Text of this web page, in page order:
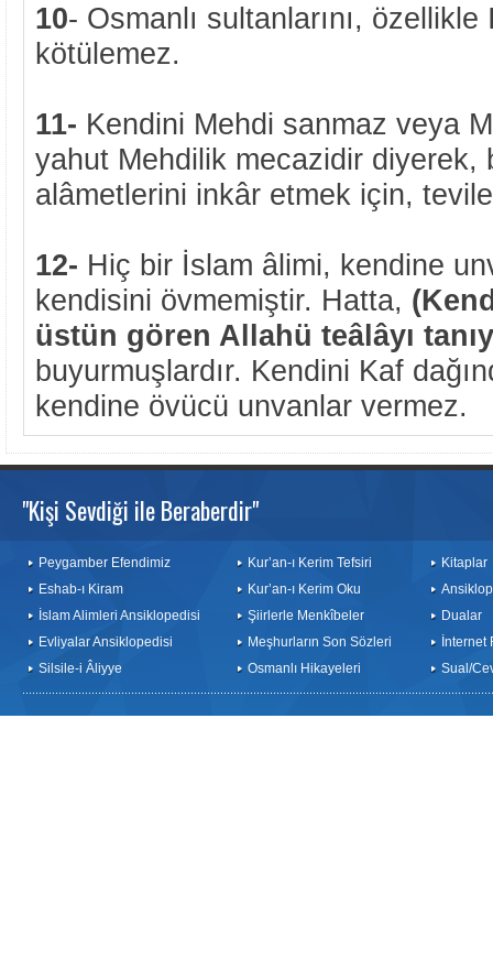
10- Osmanlı sultanlarını, özellikle
kötülemez.
11- Kendini Mehdi sanmaz veya
yahut Mehdilik mecazidir diyerek,
alâmetlerini inkâr etmek için,
12- Hiç bir İslam âlimi, kendine
kendisini övmemiştir. Hatta,
üstün gören Allahü teâlâyı
buyurmuşlardır. Kendini Kaf
kendine övücü unvanlar vermez.
"Kişi Sevdiği ile Beraberdir"
Peygamber Efendimiz
Eshab-ı Kiram
İslam Alimleri Ansiklopedisi
Evliyalar Ansiklopedisi
Silsile-i Âliyye
Kur’an-ı Kerim Tefsiri
Kur’an-ı Kerim Oku
Şiirlerle Menkîbeler
Meşhurların Son Sözleri
Osmanlı Hikayeleri
Kitaplar
Dualar
İnternet
Sual/